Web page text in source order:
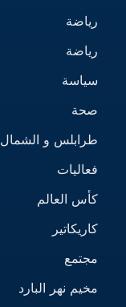
رياضة
رياضة
سياسة
صحة
طرابلس و الشمال
فعاليات
كأس العالم
كاريكاتير
مجتمع
مخيم نهر البارد